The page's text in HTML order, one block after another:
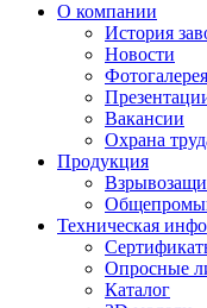
О компании
История
Новости
Фотогалерея
Вакансии
Охрана
Продукция
Техническая
Опросные
Каталог